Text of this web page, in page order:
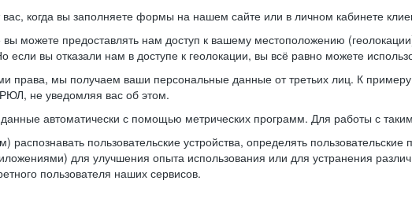
когда вы заполняете формы на нашем сайте или в личном кабинете
можете предоставлять нам доступ к вашему местоположению
если вы отказали нам в доступе к геолокации, вы всё равно можете
права, мы получаем ваши персональные данные от третьих лиц. К
не уведомляя вас об этом.
автоматически с помощью метрических программ. Для работы с
пользовательские устройства, определять пользовательские
для улучшения опыта использования или для устранения
пользователя наших сервисов.